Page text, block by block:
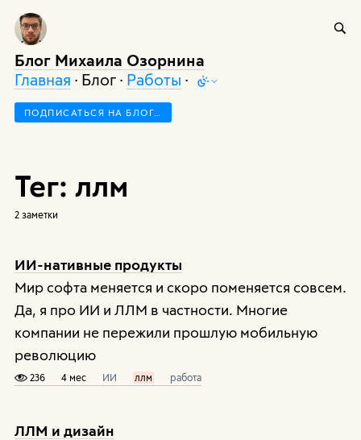
Блог Михаила Озорнина
Главная · Блог · Работы ·
ПОДПИСАТЬСЯ НА БЛОГ…
Тег: ллм
2 заметки
ИИ-нативные продукты
Мир софта меняется и скоро поменяется совсем.
Да, я про ИИ и ЛЛМ в частности. Многие
компании не пережили прошлую мобильную
революцию
236 4 мес ИИ ллм работа
ЛЛМ и дизайн